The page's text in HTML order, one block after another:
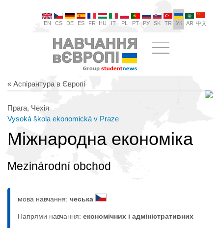
EN CS DE ES FR HU IT PL PT РУ SK TR УК AR 中文
« Аспірантура в Європі
Прага, Чехія
Vysoká škola ekonomická v Praze
Міжнародна економіка
Mezinárodní obchod
мова навчання: чеська
Напрями навчання: економічних і адміністративних